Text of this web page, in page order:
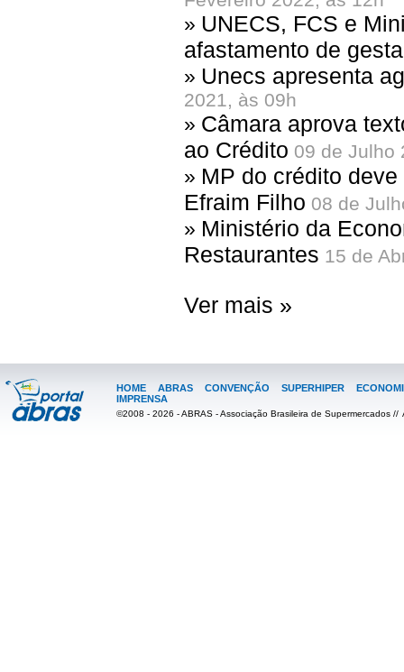
» UNECS, FCS e
afastamento de
» Unecs apresenta
2021, às 09h
» Câmara aprova
ao Crédito 09 de Julho
» MP do crédito
Efraim Filho 08 de
» Ministério da
Restaurantes 15 de
Ver mais »
HOME ABRAS CONVENÇÃO SUPERHIPER
IMPRENSA
©2008 - 2026 - ABRAS - Associação Brasileira de Supermercados //